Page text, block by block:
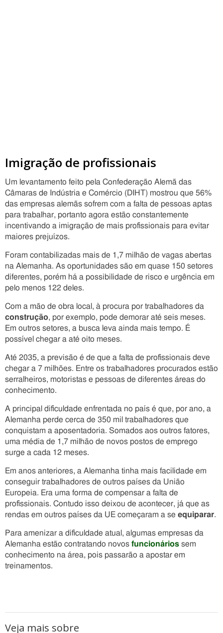
Imigração de profissionais
Um levantamento feito pela Confederação Alemã das
Câmaras de Indústria e Comércio (DIHT) mostrou que 56%
das empresas alemãs sofrem com a falta de pessoas aptas
para trabalhar, portanto agora estão constantemente
incentivando a imigração de mais profissionais para evitar
maiores prejuízos.
Foram contabilizadas mais de 1,7 milhão de vagas abertas
na Alemanha. As oportunidades são em quase 150 setores
diferentes, porém há a possibilidade de risco e urgência em
pelo menos 122 deles.
Com a mão de obra local, à procura por trabalhadores da
construção, por exemplo, pode demorar até seis meses.
Em outros setores, a busca leva ainda mais tempo. É
possível chegar a até oito meses.
Até 2035, a previsão é de que a falta de profissionais deve
chegar a 7 milhões. Entre os trabalhadores procurados estão
serralheiros, motoristas e pessoas de diferentes áreas do
conhecimento.
A principal dificuldade enfrentada no país é que, por ano, a
Alemanha perde cerca de 350 mil trabalhadores que
conquistam a aposentadoria. Somados aos outros fatores,
uma média de 1,7 milhão de novos postos de emprego
surge a cada 12 meses.
Em anos anteriores, a Alemanha tinha mais facilidade em
conseguir trabalhadores de outros países da União
Europeia. Era uma forma de compensar a falta de
profissionais. Contudo isso deixou de acontecer, já que as
rendas em outros países da UE começaram a se equiparar.
Para amenizar a dificuldade atual, algumas empresas da
Alemanha estão contratando novos funcionários sem
conhecimento na área, pois passarão a apostar em
treinamentos.
Veja mais sobre